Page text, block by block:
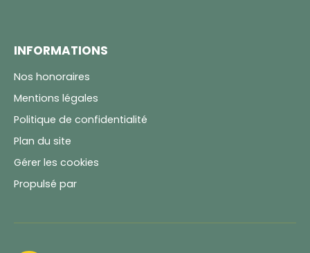
INFORMATIONS
Nos honoraires
Mentions légales
Politique de confidentialité
Plan du site
Gérer les cookies
Propulsé par